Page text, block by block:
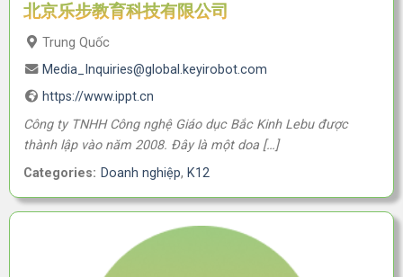
北京乐步教育科技有限公司
Trung Quốc
Media_Inquiries@global.keyirobot.com
https://www.ippt.cn
Công ty TNHH Công nghệ Giáo dục Bắc Kinh Lebu được
thành lập vào năm 2008. Đây là một doa […]
Categories: Doanh nghiệp, K12